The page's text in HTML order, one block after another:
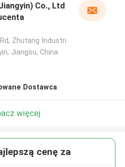
Co., Ltd
Zhutang Industri
Jiangsu, China
Dostawca
więcej
cenę za